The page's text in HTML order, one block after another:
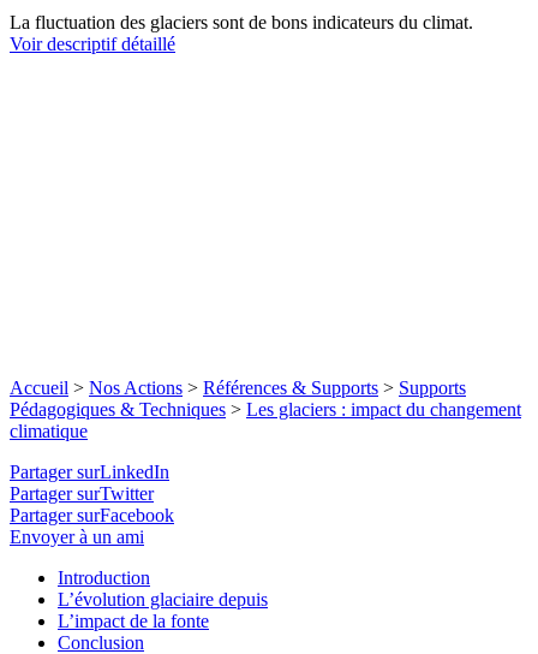
La fluctuation des glaciers sont de bons indicateurs du climat.
Voir descriptif détaillé
Accueil > Nos Actions > Références & Supports > Supports
Pédagogiques & Techniques > Les glaciers : impact du changement
climatique
Partager surLinkedIn
Partager surTwitter
Partager surFacebook
Envoyer à un ami
Introduction
L’évolution glaciaire depuis
L’impact de la fonte
Conclusion